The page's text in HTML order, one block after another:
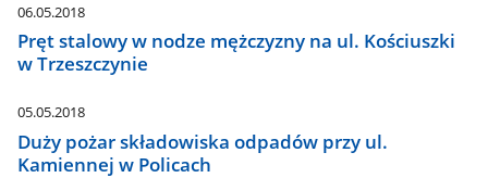
06.05.2018
Pręt stalowy w nodze mężczyzny na ul. Kościuszki
w Trzeszczynie
05.05.2018
Duży pożar składowiska odpadów przy ul.
Kamiennej w Policach